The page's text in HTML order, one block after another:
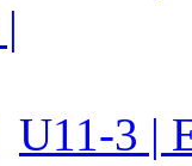
U11-3 |